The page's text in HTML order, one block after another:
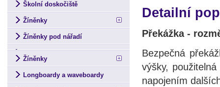
Detailní
Překážka -
Bezpečná
výšky,
napojením
Školní doskočiště
Žíněnky
Žíněnky pod nářadí
Žíněnky
Longboardy a waveboardy